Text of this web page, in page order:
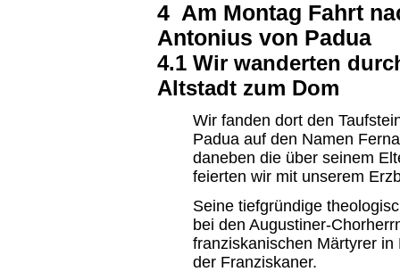
4 Am Montag Fahrt
Antonius von Padua
4.1 Wir wanderten
Altstadt zum Dom
Wir fanden dort den
Padua auf den Namen
daneben die über seinem
feierten wir mit unserem
Seine tiefgründige
bei den Augustiner-
franziskanischen Märtyrer
der Franziskaner.